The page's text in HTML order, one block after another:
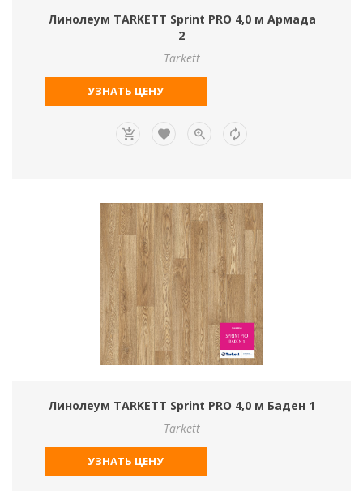
Линолеум TARKETT Sprint PRO 4,0 м Армада
2
Tarkett
УЗНАТЬ ЦЕНУ
Линолеум TARKETT Sprint PRO 4,0 м Баден 1
Tarkett
УЗНАТЬ ЦЕНУ